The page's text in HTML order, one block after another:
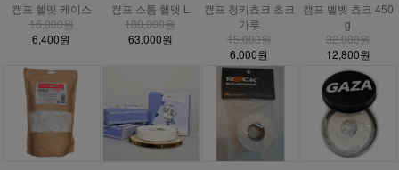
캠프 헬멧 케이스
16,000원
6,400원
캠프 스톰 헬멧 L
180,000원
63,000원
캠프 청키쵸크 초크
가루
15,000원
6,000원
캠프 벨벳 쵸크 450
g
32,000원
12,800원